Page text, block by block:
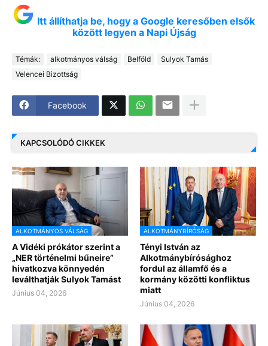
Itt állíthatja be, hogy a Google keresőben elsők
között legyen a Napi Újság
Témák: alkotmányos válság Belföld
Sulyok Tamás
Velencei Bizottság
Facebook
KAPCSOLÓDÓ CIKKEK
ALKOTMÁNYOS VÁLSÁG
A Vidéki prókátor szerint a
„NER történelmi bűneire”
hivatkozva könnyedén
leválthatják Sulyok Tamást
Június 04, 2026
ALKOTMÁNYBÍRÓSÁG
Tényi István az
Alkotmánybírósághoz
fordul az államfő és a
kormány közötti konfliktus
miatt
Június 04, 2026